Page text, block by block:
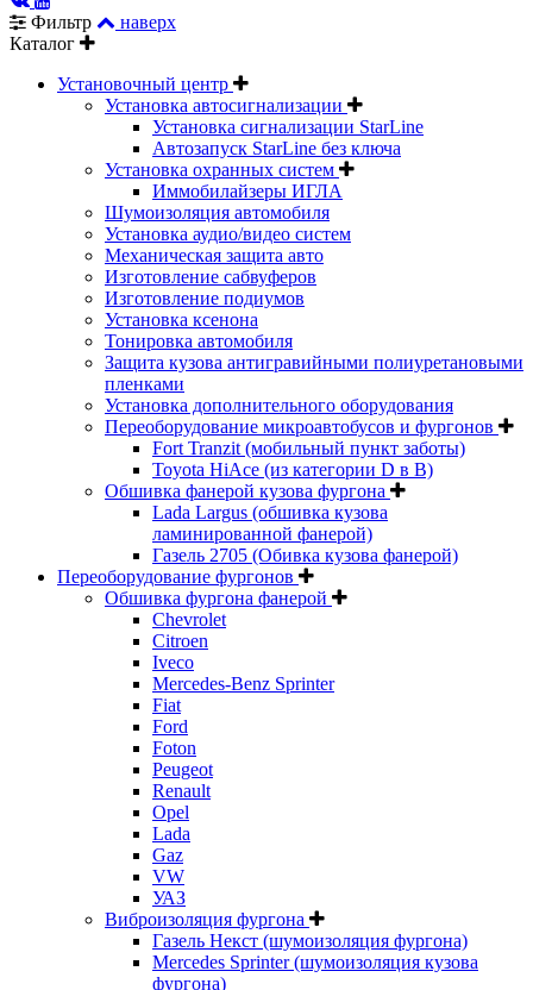
Фильтр
наверх
Каталог
Установочный центр
Установка автосигнализации
Установка сигнализации StarLine
Автозапуск StarLine без ключа
Установка охранных систем
Иммобилайзеры ИГЛА
Шумоизоляция автомобиля
Установка аудио/видео систем
Механическая защита авто
Изготовление сабвуферов
Изготовление подиумов
Установка ксенона
Тонировка автомобиля
Защита кузова антигравийными полиуретановыми
пленками
Установка дополнительного оборудования
Переоборудование микроавтобусов и фургонов
Fort Tranzit (мобильный пункт заботы)
Toyota HiAce (из категории D в B)
Обшивка фанерой кузова фургона
Lada Largus (обшивка кузова
ламинированной фанерой)
Газель 2705 (Обивка кузова фанерой)
Переоборудование фургонов
Обшивка фургона фанерой
Chevrolet
Citroen
Iveco
Mercedes-Benz Sprinter
Fiat
Ford
Foton
Peugeot
Renault
Opel
Lada
Gaz
VW
УАЗ
Виброизоляция фургона
Газель Некст (шумоизоляция фургона)
Mercedes Sprinter (шумоизоляция кузова
фургона)